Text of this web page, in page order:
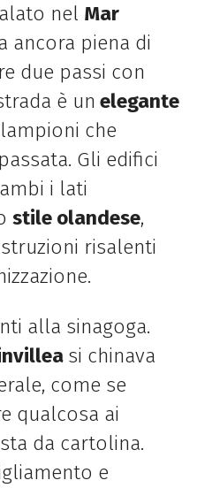
nel Mar
ancora piena di
due passi con
è un elegante
che
Gli edifici
i lati
stile olandese,
risalenti
alla sinagoga.
si chinava
come se
qualcosa ai
da cartolina.
e